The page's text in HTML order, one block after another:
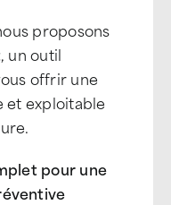
proposons
, un outil
offrir une
et exploitable
pour une
ventive